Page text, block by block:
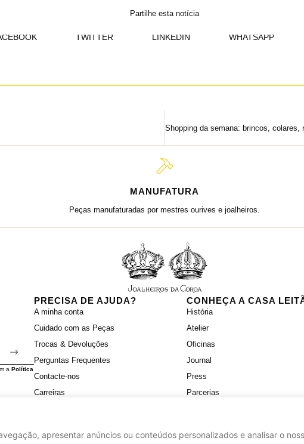
apresentar anúncios ou conteúdos personalizados e analisar o
Partilhe esta notícia
TWITTER LINKEDIN WHATSAPP
Shopping da semana: brincos,
MANUFATURA
Peças manufaturadas por mestres ourives e joalheiros.
aPolítica
PRECISA DE AJUDA?
A minha conta
Cuidado com as Peças
Trocas & Devoluções
Perguntas Frequentes
Contacte-nos
Carreiras
CONHEÇA A CASA
História
Atelier
Oficinas
Journal
Press
Parcerias
Powered by Ad-pulse